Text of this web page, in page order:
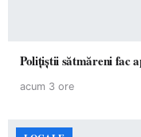
acum 3 ore